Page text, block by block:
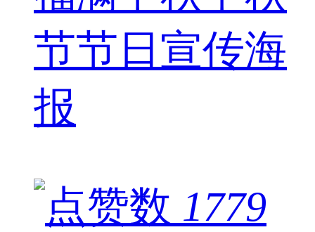
节节日宣传海
报
1779